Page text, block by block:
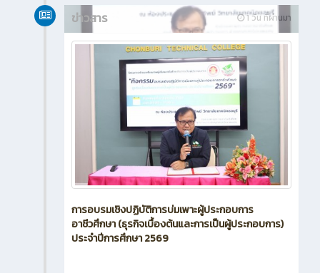
1 วัน ที่ผ่านมา
ข่าวสาร
การอบรมเชิงปฏิบัติการบ่มเพาะผู้ประกอบการ
อาชีวศึกษา (ธุรกิจเบื้องต้นและการเป็นผู้ประกอบการ)
ประจำปีการศึกษา 2569